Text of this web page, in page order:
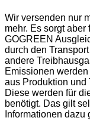
Wir versenden nur
mehr. Es sorgt aber
GOGREEN
durch den
andere
Emissionen
aus Produktion und
Diese werden für
benötigt. Das gilt
Informationen dazu